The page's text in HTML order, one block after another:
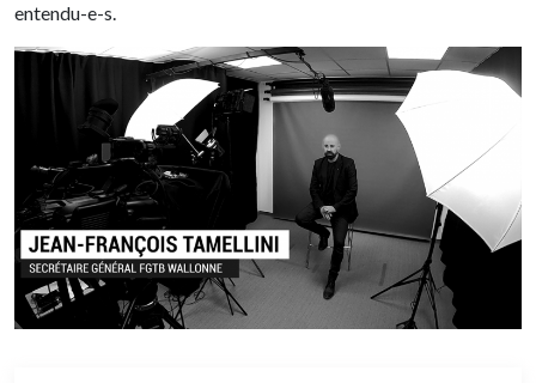
entendu-e-s.